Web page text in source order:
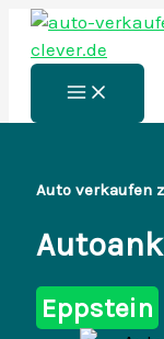
Zum
Inhalt
springen
Main
Menu
Auto verkaufen
Eppstein